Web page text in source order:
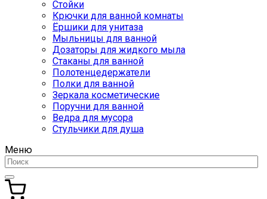
Стойки
Крючки для ванной комнаты
Ёршики для унитаза
Мыльницы для ванной
Дозаторы для жидкого мыла
Стаканы для ванной
Полотенцедержатели
Полки для ванной
Зеркала косметические
Поручни для ванной
Ведра для мусора
Стульчики для душа
Меню